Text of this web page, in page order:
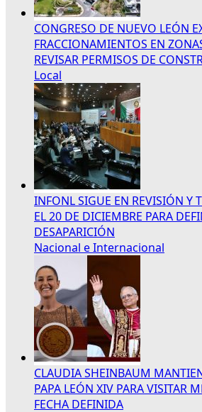
CONGRESO DE NUEVO LEÓN
FRACCIONAMIENTOS EN
REVISAR PERMISOS DE
Local
INFONL SIGUE EN REVISIÓN Y
EL 20 DE DICIEMBRE PARA
DESAPARICIÓN
Nacional e Internacional
CLAUDIA SHEINBAUM
PAPA LEÓN XIV PARA VISITAR
FECHA DEFINIDA